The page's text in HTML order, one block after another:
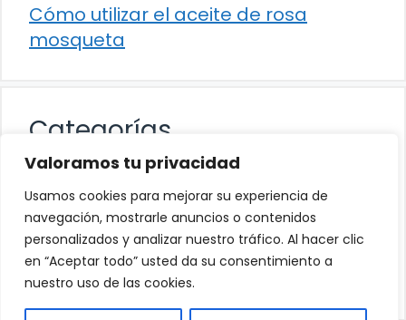
Valoramos tu privacidad
Usamos cookies para mejorar su experiencia de
navegación, mostrarle anuncios o contenidos
personalizados y analizar nuestro tráfico. Al hacer clic
en “Aceptar todo” usted da su consentimiento a
nuestro uso de las cookies.
Cómo utilizar el aceite de rosa
mosqueta
Categorías
Alimentación
Destacados
Hogar
Salud